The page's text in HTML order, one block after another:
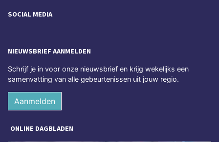
SOCIAL MEDIA
NIEUWSBRIEF AANMELDEN
Schrijf je in voor onze nieuwsbrief en krijg wekelijks een
samenvatting van alle gebeurtenissen uit jouw regio.
Aanmelden
ONLINE DAGBLADEN